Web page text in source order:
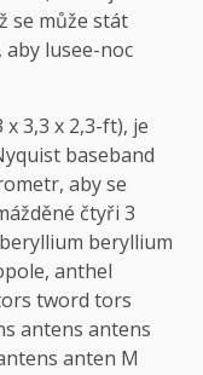
se může stát
aby lusee-noc
x 3,3 x 2,3-ft), je
baseband
aby se
čtyři 3
beryllium
anthel
tword tors
antens antens
anten M